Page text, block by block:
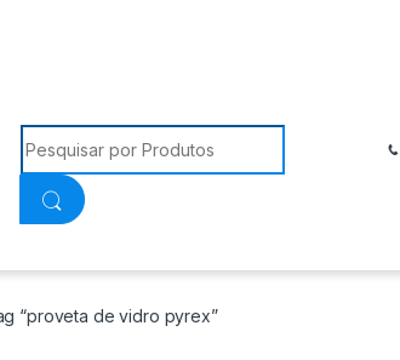
Procurar:
“proveta de vidro pyrex”